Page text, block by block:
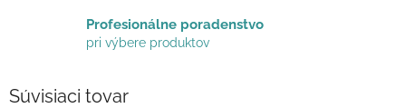
Profesionálne poradenstvo
pri výbere produktov
Súvisiaci tovar